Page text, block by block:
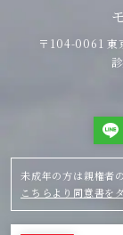
〒104-0061 東
未成年の方は親権者
こちらより同意書を